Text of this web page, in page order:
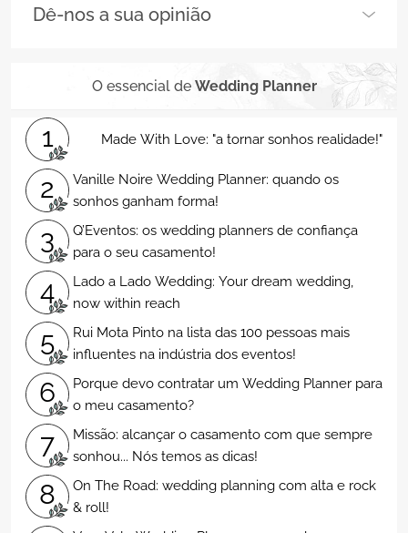
Dê-nos a sua opinião
O essencial de Wedding Planner
1 Made With Love: "a tornar sonhos realidade!"
2
Vanille Noire Wedding Planner: quando os
sonhos ganham forma!
3
Q’Eventos: os wedding planners de confiança
para o seu casamento!
4
Lado a Lado Wedding: Your dream wedding,
now within reach
5
Rui Mota Pinto na lista das 100 pessoas mais
influentes na indústria dos eventos!
6
Porque devo contratar um Wedding Planner para
o meu casamento?
7
Missão: alcançar o casamento com que sempre
sonhou... Nós temos as dicas!
8
On The Road: wedding planning com alta e rock
& roll!